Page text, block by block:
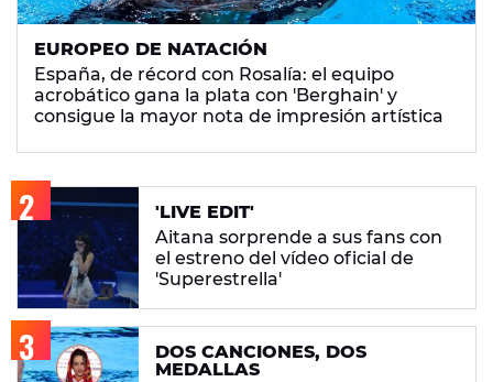
EUROPEO DE NATACIÓN
España, de récord con Rosalía: el equipo
acrobático gana la plata con 'Berghain' y
consigue la mayor nota de impresión artística
'LIVE EDIT'
Aitana sorprende a sus fans con
el estreno del vídeo oficial de
'Superestrella'
DOS CANCIONES, DOS
MEDALLAS